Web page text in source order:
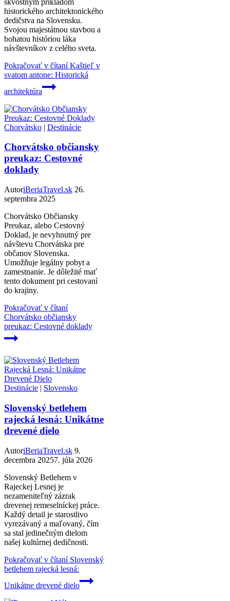
historického architektonického
dedičstva na Slovensku.
Svojou majestátnou stavbou a
bohatou históriou láka
návštevníkov z celého sveta.
Pokračovať v čítaníKaštieľ v
svatom antone: Historická
architektúra
Chorvátsko | Destinácie
Chorvátsko občiansky
preukaz: Cestovné
doklady
AutoriBeriaTravel.sk 26.
septembra 2025
Chorvátsko Občiansky
Preukaz, alebo Cestovný
Doklad, je nevyhnutný pre
návštevu Chorvátska pre
občanov Slovenska.
Umožňuje legálny pobyt a
zamestnanie. Je dôležité mať
tento dokument pri cestovaní
do krajiny.
Pokračovať v čítaní
Chorvátsko občiansky
preukaz: Cestovné doklady
Destinácie | Slovensko
Slovenský betlehem
rajecká lesná: Unikátne
drevené dielo
AutoriBeriaTravel.sk 9.
decembra 20257. júla 2026
Slovenský Betlehem v
Rajeckej Lesnej je
nezameniteľný zázrak
drevenej remeselníckej práce.
Každý detail je starostlivo
vyrezávaný a maľovaný, čím
sa stal jedinečným dielom
našej kultúrnej dedičnosti.
Pokračovať v čítaníSlovenský
betlehem rajecká lesná:
Unikátne drevené dielo